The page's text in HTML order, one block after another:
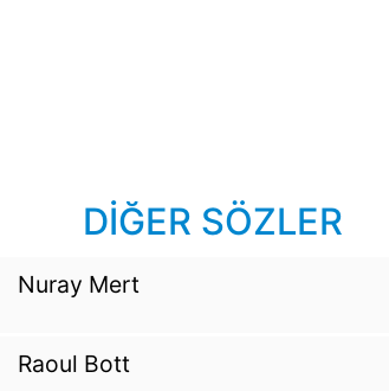
DİĞER SÖZLER
Nuray Mert
Raoul Bott